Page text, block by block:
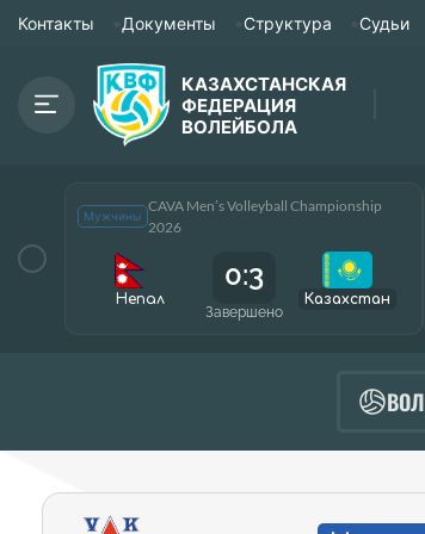
Контакты Документы Структура Судьи
КАЗАХСТАНСКАЯ
ФЕДЕРАЦИЯ
ВОЛЕЙБОЛА
Мужчины
CAVA Men’s Volleyball Championship
2026
Непал
0:3
Завершено
Казахстан